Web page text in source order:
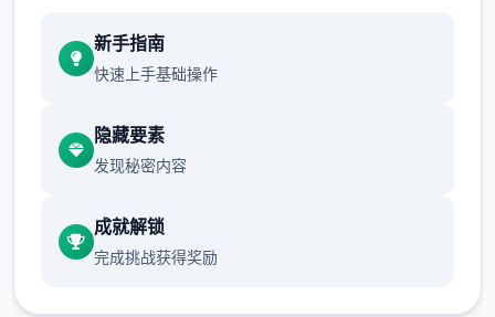
新手指南
快速上手基础操作
隐藏要素
发现秘密内容
成就解锁
完成挑战获得奖励